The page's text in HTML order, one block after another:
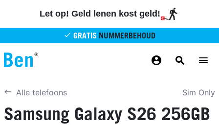
Let op! Geld lenen kost geld!
GRATIS NUMMERBEHOUD
Alle telefoons Sim Only
Samsung Galaxy S26 256GB